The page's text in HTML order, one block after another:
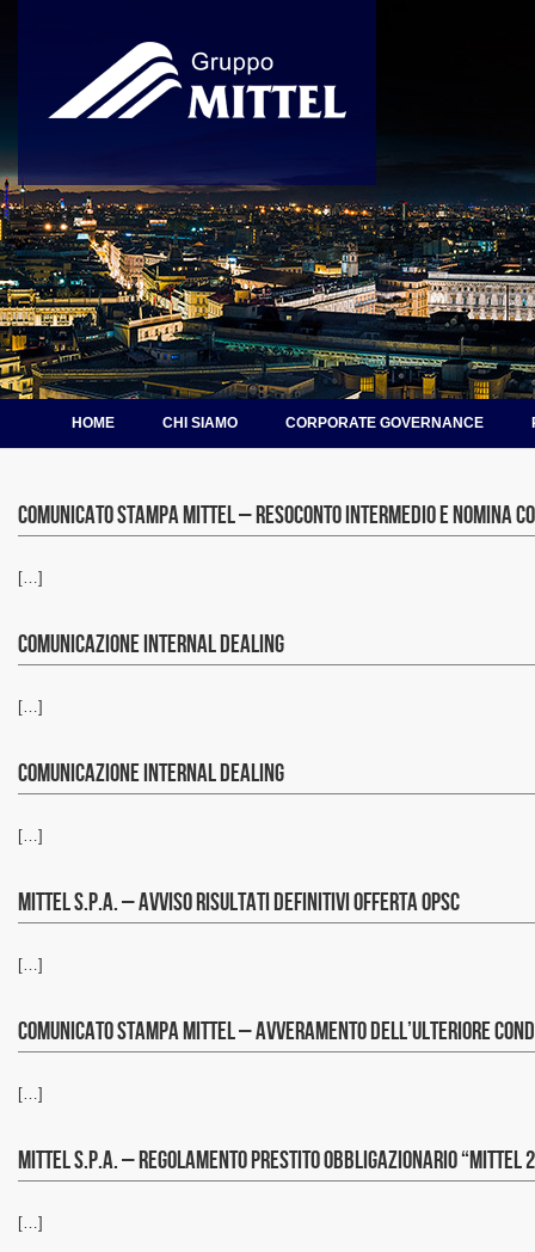
HOME CHI SIAMO CORPORATE GOVERNANCE
Comunicato stampa Mittel – resoconto intermedio e nomina
[…]
Comunicazione Internal dealing
[…]
Comunicazione Internal Dealing
[…]
Mittel S.p.A. – avviso risultati definitivi offerta OPSC
[…]
Comunicato stampa Mittel – avveramento dell’ulteriore
[…]
Mittel S.p.A. – Regolamento prestito obbligazionario “Mittel
[…]